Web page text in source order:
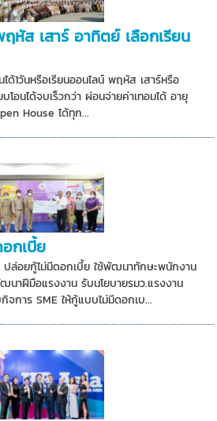
หัส เสาร์ อาทิตย์ เลือกเรียน
ด้1วันหรือเรียนออนไลน์ พฤหัส เสาร์หรือ
อนได้จบเร็วกว่า ผ่อนจ่ายค่าเทอมได้ อายุ
House ได้ทุก...
กเบี้ย
ล่อยกู้ไม่มีดอกเบี้ย ใช้พัฒนาทักษะพนักงาน
าฝีมือแรงงาน รับนโยบายรมว.แรงงาน
การ SME ให้กู้แบบไม่มีดอกเบ...